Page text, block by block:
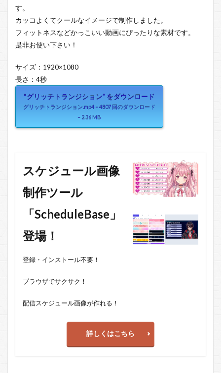
す。
カッコよくてクールなイメージで制作しました。
フィットネスなどかっこいい動画にぴったりな素材です。
是非お使い下さい！
サイズ：1920×1080
長さ：4秒
“グリッチトランジション” をダウンロード
グリッチトランジション.mp4 – 4807 回のダウンロード
– 2.36 MB
スケジュール画像
制作ツール
「ScheduleBase」
登場！
登録・インストール不要！
ブラウザでサクサク！
配信スケジュール画像が作れる！
詳しくはこちら